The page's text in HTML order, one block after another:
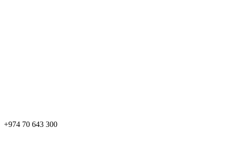
+974 70 643 300